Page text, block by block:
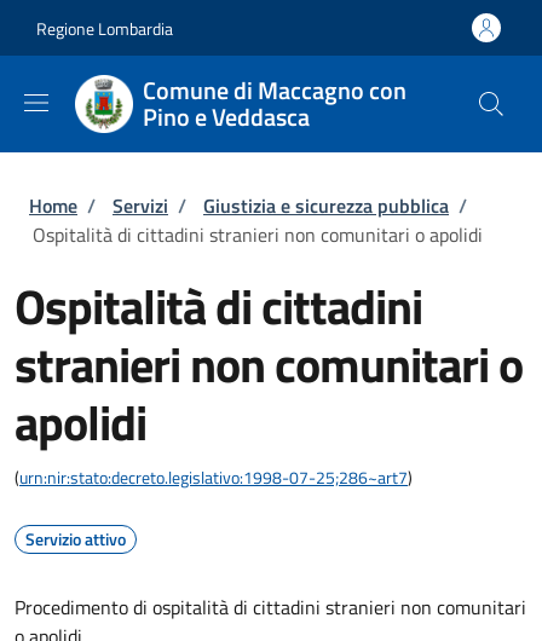
Regione Lombardia
Comune di Maccagno con
Pino e Veddasca
Briciole di pane
Home / Servizi / Giustizia e sicurezza pubblica /
Ospitalità di cittadini stranieri non comunitari o apolidi
Ospitalità di cittadini
stranieri non comunitari o
apolidi
(urn:nir:stato:decreto.legislativo:1998-07-25;286~art7)
Servizio attivo
Procedimento di ospitalità di cittadini stranieri non comunitari